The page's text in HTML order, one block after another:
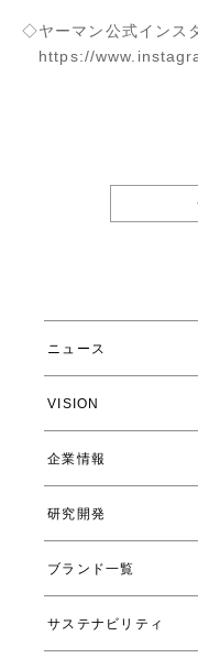
◇ヤーマン公式イン
https://
ニュース
VISION
企業スローガン
クレド
企業情報
トップメッセージ
会社概要
数字で見るヤーマ
研究開発
ヤーマンの研究開
ヤーマンの技術
ブランド一覧
サステナビリティ